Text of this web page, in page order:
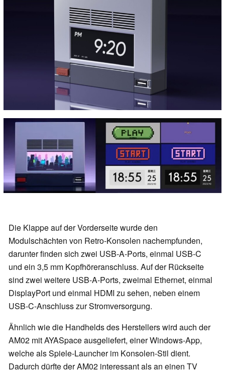
Die Klappe auf der Vorderseite wurde den
Modulschächten von Retro-Konsolen nachempfunden,
darunter finden sich zwei USB-A-Ports, einmal USB-C
und ein 3,5 mm Kopfhöreranschluss. Auf der Rückseite
sind zwei weitere USB-A-Ports, zweimal Ethernet, einmal
DisplayPort und einmal HDMI zu sehen, neben einem
USB-C-Anschluss zur Stromversorgung.
Ähnlich wie die Handhelds des Herstellers wird auch der
AM02 mit AYASpace ausgeliefert, einer Windows-App,
welche als Spiele-Launcher im Konsolen-Stil dient.
Dadurch dürfte der AM02 interessant als an einen TV